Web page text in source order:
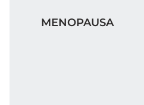
MENOPAUSA
MENOPAUSA